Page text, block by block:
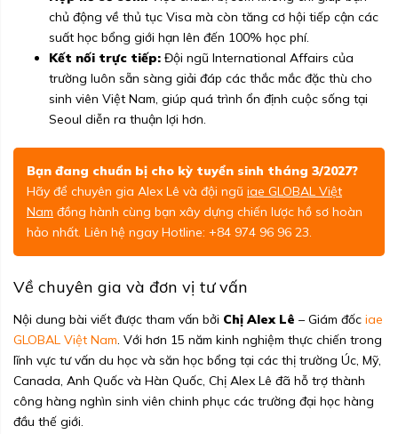
chủ động về thủ tục Visa mà còn tăng cơ hội tiếp cận các
suất học bổng giới hạn lên đến 100% học phí.
Kết nối trực tiếp: Đội ngũ International Affairs của
trường luôn sẵn sàng giải đáp các thắc mắc đặc thù cho
sinh viên Việt Nam, giúp quá trình ổn định cuộc sống tại
Seoul diễn ra thuận lợi hơn.
Bạn đang chuẩn bị cho kỳ tuyển sinh tháng 3/2027?
Hãy để chuyên gia Alex Lê và đội ngũ iae GLOBAL Việt
Nam đồng hành cùng bạn xây dựng chiến lược hồ sơ hoàn
hảo nhất. Liên hệ ngay Hotline: +84 974 96 96 23.
Về chuyên gia và đơn vị tư vấn
Nội dung bài viết được tham vấn bởi Chị Alex Lê – Giám đốc iae
GLOBAL Việt Nam. Với hơn 15 năm kinh nghiệm thực chiến trong
lĩnh vực tư vấn du học và săn học bổng tại các thị trường Úc, Mỹ,
Canada, Anh Quốc và Hàn Quốc, Chị Alex Lê đã hỗ trợ thành
công hàng nghìn sinh viên chinh phục các trường đại học hàng
đầu thế giới.